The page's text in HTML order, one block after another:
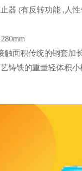
器 (有反转功能 ,人
接触面积传统的铜
铸铁的重量轻体积